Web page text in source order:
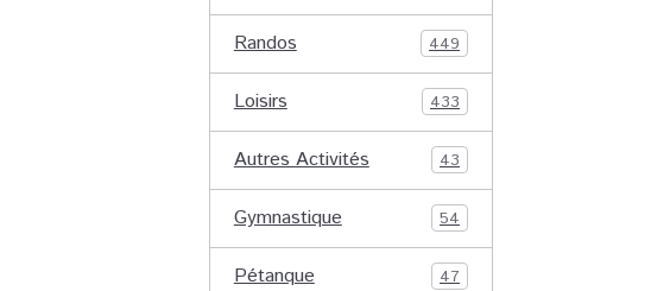
Randos 449
Loisirs 433
Autres Activités 43
Gymnastique 54
Pétanque 47